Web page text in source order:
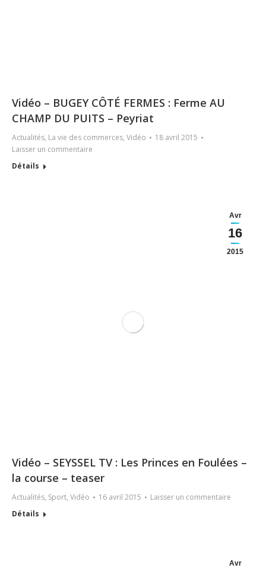
Vidéo – BUGEY CÔTÉ FERMES : Ferme AU
CHAMP DU PUITS – Peyriat
Actualités, La vie des commerces, Vidéo
18 avril 2015
Laisser un commentaire
Détails
Avr
16
2015
Vidéo – SEYSSEL TV : Les Princes en Foulées –
la course – teaser
Actualités, Sport, Vidéo 16 avril 2015
Laisser un commentaire
Détails
Avr